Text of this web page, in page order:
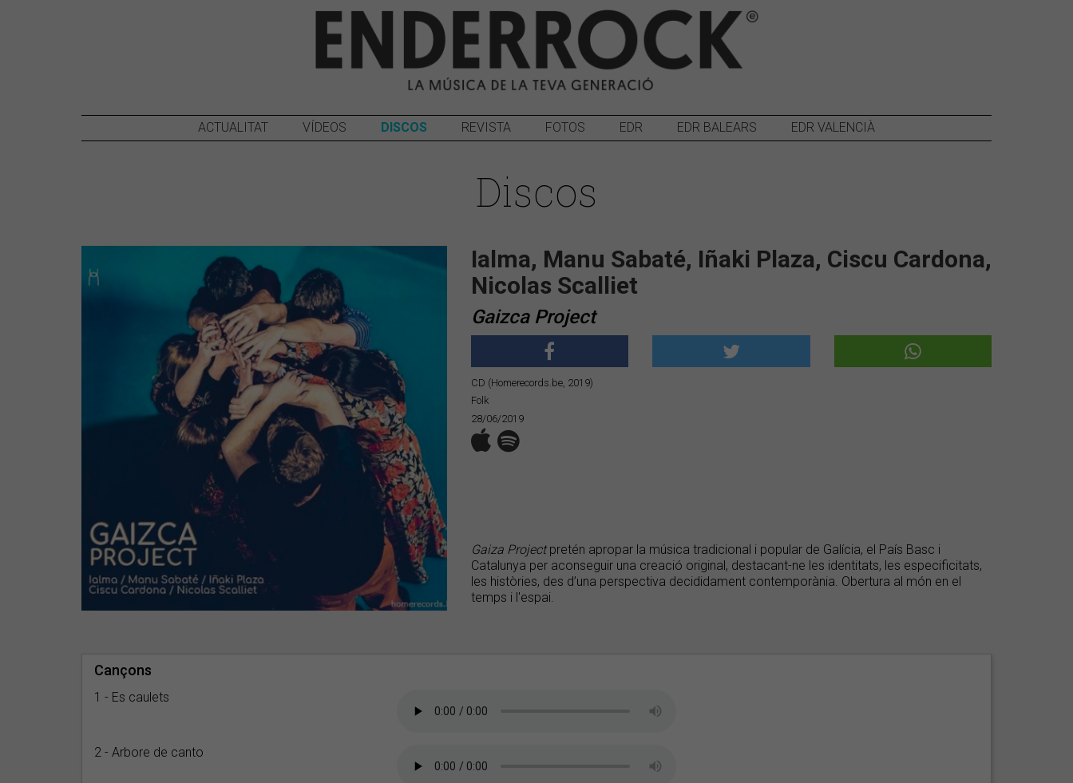
ACTUALITAT VÍDEOS DISCOS REVISTA FOTOS EDR EDR BALEARS EDR VALENCIÀ
Discos
Ialma, Manu Sabaté, Iñaki Plaza, Ciscu Cardona,
Nicolas Scalliet
Gaizca Project
CD (Homerecords.be, 2019)
Folk
28/06/2019
Gaiza Projectpretén apropar la música tradicional i popular de Galícia, el País Basc i
Catalunya per aconseguir una creació original, destacant-ne les identitats, les especificitats,
les històries, des d’una perspectiva decididament contemporània. Obertura al món en el
temps i l'espai.
Cançons
1 - Es caulets
2 - Arbore de canto